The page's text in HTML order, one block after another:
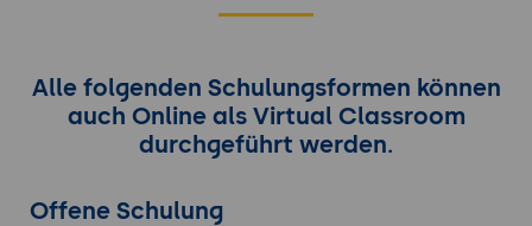
Alle folgenden Schulungsformen können
auch Online als Virtual Classroom
durchgeführt werden.
Offene Schulung